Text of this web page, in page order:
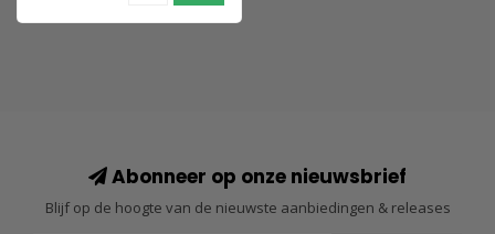
Abonneer op onze nieuwsbrief
Blijf op de hoogte van de nieuwste aanbiedingen & releases